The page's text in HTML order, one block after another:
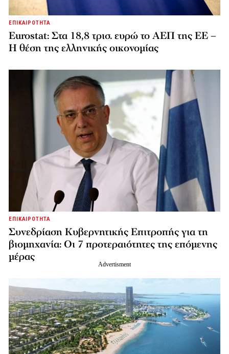
ΕΠΙΚΑΙΡΟΤΗΤΑ
Eurostat: Στα 18,8 τρισ. ευρώ το ΑΕΠ της ΕΕ –
Η θέση της ελληνικής οικονομίας
ΕΠΙΚΑΙΡΟΤΗΤΑ
Συνεδρίαση Κυβερνητικής Επιτροπής για τη
βιομηχανία: Οι 7 προτεραιότητες της επόμενης
μέρας